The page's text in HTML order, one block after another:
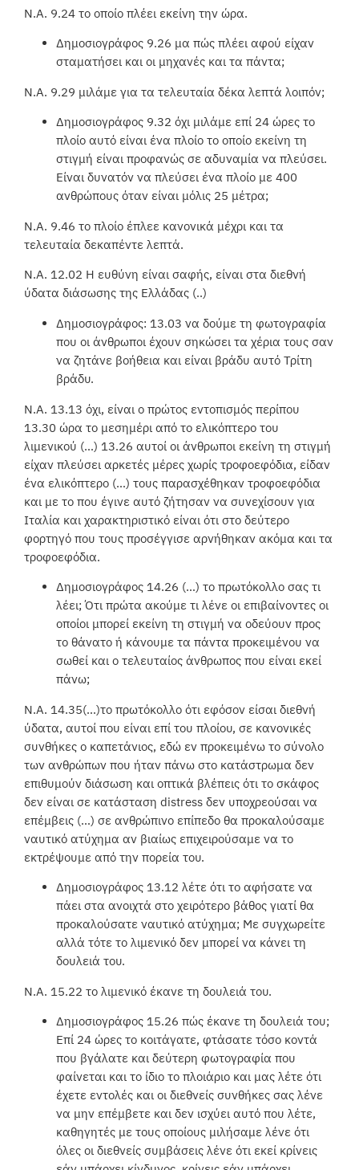
Ν.Α. 9.24 το οποίο πλέει εκείνη την ώρα.
Δημοσιογράφος 9.26 μα πώς πλέει αφού είχαν
σταματήσει και οι μηχανές και τα πάντα;
Ν.Α. 9.29 μιλάμε για τα τελευταία δέκα λεπτά λοιπόν;
Δημοσιογράφος 9.32 όχι μιλάμε επί 24 ώρες το
πλοίο αυτό είναι ένα πλοίο το οποίο εκείνη τη
στιγμή είναι προφανώς σε αδυναμία να πλεύσει.
Είναι δυνατόν να πλεύσει ένα πλοίο με 400
ανθρώπους όταν είναι μόλις 25 μέτρα;
Ν.Α. 9.46 το πλοίο έπλεε κανονικά μέχρι και τα
τελευταία δεκαπέντε λεπτά.
Ν.Α. 12.02 Η ευθύνη είναι σαφής, είναι στα διεθνή
ύδατα διάσωσης της Ελλάδας (..)
Δημοσιογράφος: 13.03 να δούμε τη φωτογραφία
που οι άνθρωποι έχουν σηκώσει τα χέρια τους σαν
να ζητάνε βοήθεια και είναι βράδυ αυτό Τρίτη
βράδυ.
Ν.Α. 13.13 όχι, είναι ο πρώτος εντοπισμός περίπου
13.30 ώρα το μεσημέρι από το ελικόπτερο του
λιμενικού (…) 13.26 αυτοί οι άνθρωποι εκείνη τη στιγμή
είχαν πλεύσει αρκετές μέρες χωρίς τροφοεφόδια, είδαν
ένα ελικόπτερο (…) τους παρασχέθηκαν τροφοεφόδια
και με το που έγινε αυτό ζήτησαν να συνεχίσουν για
Ιταλία και χαρακτηριστικό είναι ότι στο δεύτερο
φορτηγό που τους προσέγγισε αρνήθηκαν ακόμα και τα
τροφοεφόδια.
Δημοσιογράφος 14.26 (…) το πρωτόκολλο σας τι
λέει; Ότι πρώτα ακούμε τι λένε οι επιβαίνοντες οι
οποίοι μπορεί εκείνη τη στιγμή να οδεύουν προς
το θάνατο ή κάνουμε τα πάντα προκειμένου να
σωθεί και ο τελευταίος άνθρωπος που είναι εκεί
πάνω;
Ν.Α. 14.35(…)το πρωτόκολλο ότι εφόσον είσαι διεθνή
ύδατα, αυτοί που είναι επί του πλοίου, σε κανονικές
συνθήκες ο καπετάνιος, εδώ εν προκειμένω το σύνολο
των ανθρώπων που ήταν πάνω στο κατάστρωμα δεν
επιθυμούν διάσωση και οπτικά βλέπεις ότι το σκάφος
δεν είναι σε κατάσταση distress δεν υποχρεούσαι να
επέμβεις (…) σε ανθρώπινο επίπεδο θα προκαλούσαμε
ναυτικό ατύχημα αν βιαίως επιχειρούσαμε να το
εκτρέψουμε από την πορεία του.
Δημοσιογράφος 13.12 λέτε ότι το αφήσατε να
πάει στα ανοιχτά στο χειρότερο βάθος γιατί θα
προκαλούσατε ναυτικό ατύχημα; Με συγχωρείτε
αλλά τότε το λιμενικό δεν μπορεί να κάνει τη
δουλειά του.
Ν.Α. 15.22 το λιμενικό έκανε τη δουλειά του.
Δημοσιογράφος 15.26 πώς έκανε τη δουλειά του;
Επί 24 ώρες το κοιτάγατε, φτάσατε τόσο κοντά
που βγάλατε και δεύτερη φωτογραφία που
φαίνεται και το ίδιο το πλοιάριο και μας λέτε ότι
έχετε εντολές και οι διεθνείς συνθήκες σας λένε
να μην επέμβετε και δεν ισχύει αυτό που λέτε,
καθηγητές με τους οποίους μιλήσαμε λένε ότι
όλες οι διεθνείς συμβάσεις λένε ότι εκεί κρίνεις